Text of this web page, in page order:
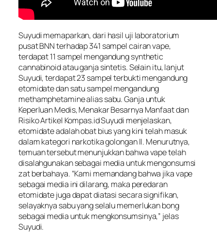
Suyudi memaparkan, dari hasil uji laboratorium
pusat BNN terhadap 341 sampel cairan vape,
terdapat 11 sampel mengandung synthetic
cannabinoid atau ganja sintetis. Selain itu, lanjut
Suyudi, terdapat 23 sampel terbukti mengandung
etomidate dan satu sampel mengandung
methamphetamine alias sabu. Ganja untuk
Keperluan Medis, Menakar Besarnya Manfaat dan
Risiko Artikel Kompas.id Suyudi menjelaskan,
etomidate adalah obat bius yang kini telah masuk
dalam kategori narkotika golongan II. Menurutnya,
temuan tersebut menunjukkan bahwa vape telah
disalahgunakan sebagai media untuk mengonsumsi
zat berbahaya. “Kami memandang bahwa jika vape
sebagai media ini dilarang, maka peredaran
etomidate juga dapat diatasi secara signifikan,
selayaknya sabu yang selalu memerlukan bong
sebagai media untuk mengkonsumsinya,” jelas
Suyudi.